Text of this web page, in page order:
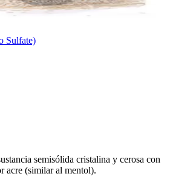
Sulfate)
semisólida cristalina y cerosa con
acre (similar al mentol).